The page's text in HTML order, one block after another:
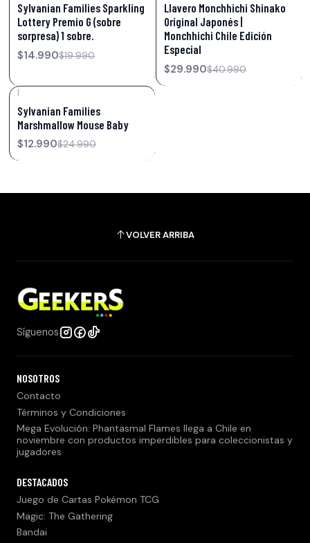
Sylvanian Families Sparkling
Lottery Premio G (sobre
sorpresa) 1 sobre.
$14.990$19.990
Llavero Monchhichi Shinako
Original Japonés |
Monchhichi Chile Edición
Especial
$29.990$40.990
|
Sylvanian Families
Marshmallow Mouse Baby
$12.990$24.990
VOLVER ARRIBA
Síguenos
NOSOTROS
Contacto
Términos y Condiciones
Mega Evolución: Phantasmal Flames llega a Chile en
noviembre con productos imperdibles para coleccionistas y
jugadores
DESTACADOS
Juego de Cartas Pokémon TCG
Magic: The Gathering
Bandai